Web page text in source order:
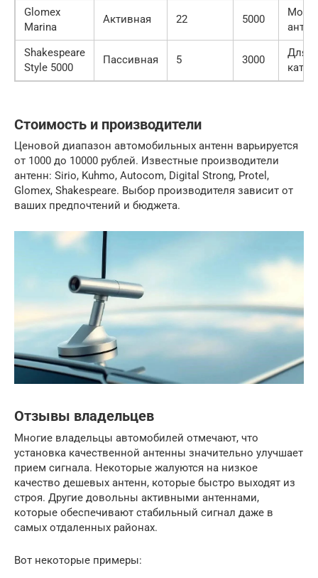
Glomex
Marina
Активная 22 5000
Shakespeare
Style 5000
Пассивная 5 3000
Для
Стоимость и производители
Ценовой диапазон автомобильных антенн варьируется
от 1000 до 10000 рублей. Известные производители
антенн: Sirio, Kuhmo, Autocom, Digital Strong, Protel,
Glomex, Shakespeare. Выбор производителя зависит от
ваших предпочтений и бюджета.
Отзывы владельцев
Многие владельцы автомобилей отмечают, что
установка качественной антенны значительно улучшает
прием сигнала. Некоторые жалуются на низкое
качество дешевых антенн, которые быстро выходят из
строя. Другие довольны активными антеннами,
которые обеспечивают стабильный сигнал даже в
самых отдаленных районах.
Вот некоторые примеры: